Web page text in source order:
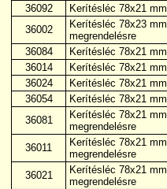
36092
Kerítésléc 78x21
36002
Kerítésléc 78x23
megrendelésre
36084
Kerítésléc 78x21
36014
Kerítésléc 78x21
36024
Kerítésléc 78x21
36054
Kerítésléc 78x21
36081
Kerítésléc 78x21
megrendelésre
36011
Kerítésléc 78x21
megrendelésre
36021
Kerítésléc 78x21
megrendelésre